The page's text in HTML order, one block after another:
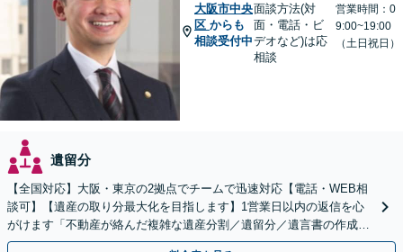
大阪市中央
区 からも
相談受付中
面談方法(対
面・電話・ビ
デオなど)は応
相談
営業時間：0
9:00~19:00
（土日祝日）
遺留分
【全国対応】大阪・東京の2拠点でチームで迅速対応【電話・WEB相
談可】【遺産の取り分最大化を目指します】1営業日以内の返信を心
がけます「不動産が絡んだ複雑な遺産分割／遺留分／遺言書の作成・
執行／事業承継など、お任せください」【休日相談あり】